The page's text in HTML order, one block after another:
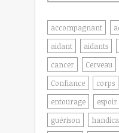
accompagnant
aidant
aidants
cancer
Cerveau
Confiance
corps
entourage
espoir
guérison